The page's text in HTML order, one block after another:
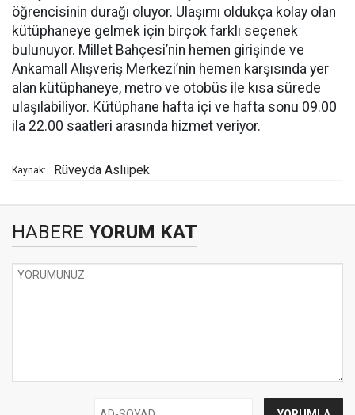
öğrencisinin durağı oluyor. Ulaşımı oldukça kolay olan
kütüphaneye gelmek için birçok farklı seçenek
bulunuyor. Millet Bahçesi’nin hemen girişinde ve
Ankamall Alışveriş Merkezi’nin hemen karşısında yer
alan kütüphaneye, metro ve otobüs ile kısa sürede
ulaşılabiliyor. Kütüphane hafta içi ve hafta sonu 09.00
ila 22.00 saatleri arasında hizmet veriyor.
Kaynak: Rüveyda Aslıipek
HABERE YORUM KAT